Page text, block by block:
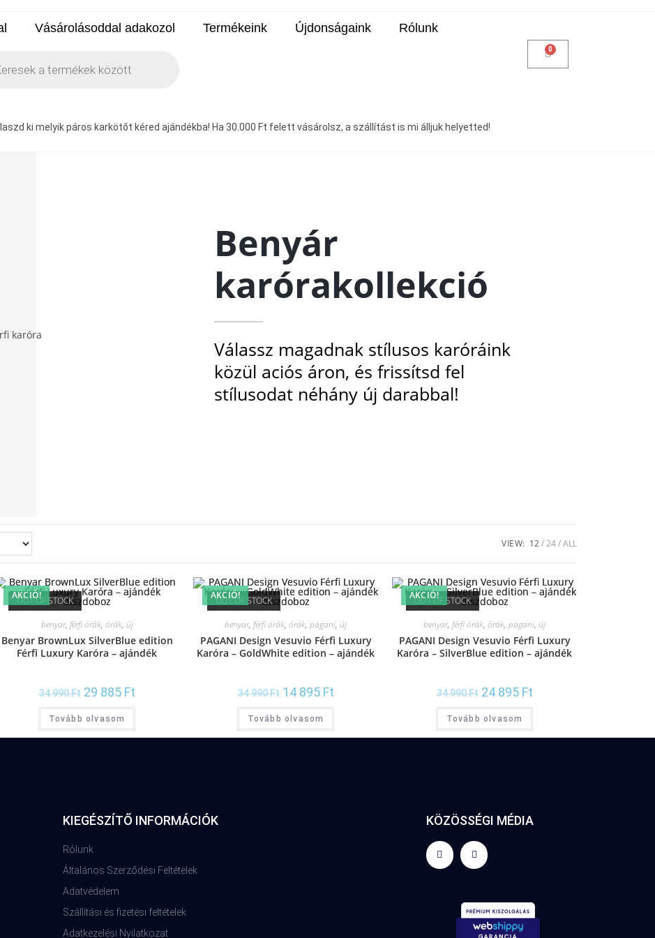
Vásárolásoddal adakozol Termékeink Újdonságaink Rólunk
ki melyik páros karkötőt kéred ajándékba! Ha 30.000 Ft felett vásárolsz, a szállítást is mi álljuk helyetted!
Benyár
karórakollekció
Válassz magadnak stílusos karóráink
közül aciós áron, és frissítsd fel
stílusodat néhány új darabbal!
VIEW: 12 24 ALL
OUT OF STOCK
AKCIÓ!
benyar, férfi órák, órák, új
Benyar BrownLux SilverBlue edition
Férfi Luxury Karóra – ajándék
34 990Ft 29 885 Ft
Tovább olvasom
OUT OF STOCK
AKCIÓ!
benyar, férfi órák, órák, pagani, új
PAGANI Design Vesuvio Férfi Luxury
Karóra – GoldWhite edition – ajándék
34 990Ft 14 895 Ft
Tovább olvasom
OUT OF STOCK
AKCIÓ!
benyar, férfi órák, órák, pagani, új
PAGANI Design Vesuvio Férfi Luxury
Karóra – SilverBlue edition – ajándék
34 990Ft 24 895 Ft
Tovább olvasom
KIEGÉSZÍTŐ INFORMÁCIÓK
Rólunk
Általános Szerződési Feltételek
Adatvédelem
Szállítási és fizetési feltételek
Adatkezelési Nyilatkozat
KÖZÖSSÉGI MÉDIA